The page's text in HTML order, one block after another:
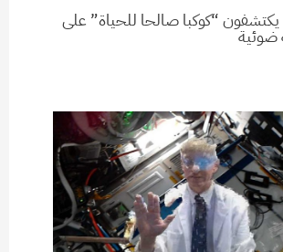
يكتشفون “كوكبا صالحا للحياة” على